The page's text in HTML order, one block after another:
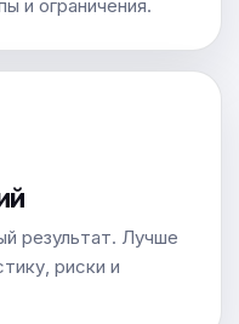
и ограничения.
результат. Лучше
риски и